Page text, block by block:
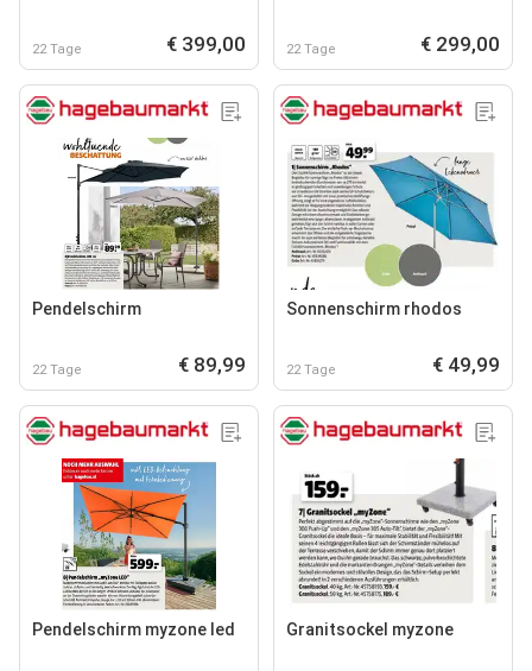
22 Tage € 399,00 22 Tage € 299,00
Pendelschirm
22 Tage € 89,99
Sonnenschirm rhodos
22 Tage € 49,99
Pendelschirm myzone led Granitsockel myzone